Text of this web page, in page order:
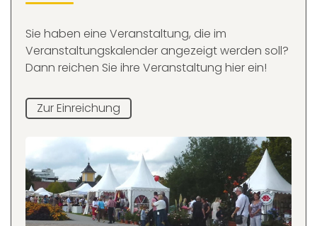
Sie haben eine Veranstaltung, die im
Veranstaltungskalender angezeigt werden soll?
Dann reichen Sie ihre Veranstaltung hier ein!
Zur Einreichung